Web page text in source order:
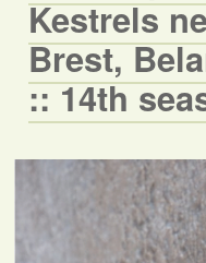
Kestrels
Brest,
:: 14th